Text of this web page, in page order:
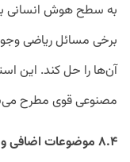
به سطح هوش انسانی
برخی مسائل ریاضی
آن‌ها را حل کند. این
مصنوعی قوی مطرح
۸.۴ موضوعات اضافی و منابع در فلسفه هوش مصنوعی